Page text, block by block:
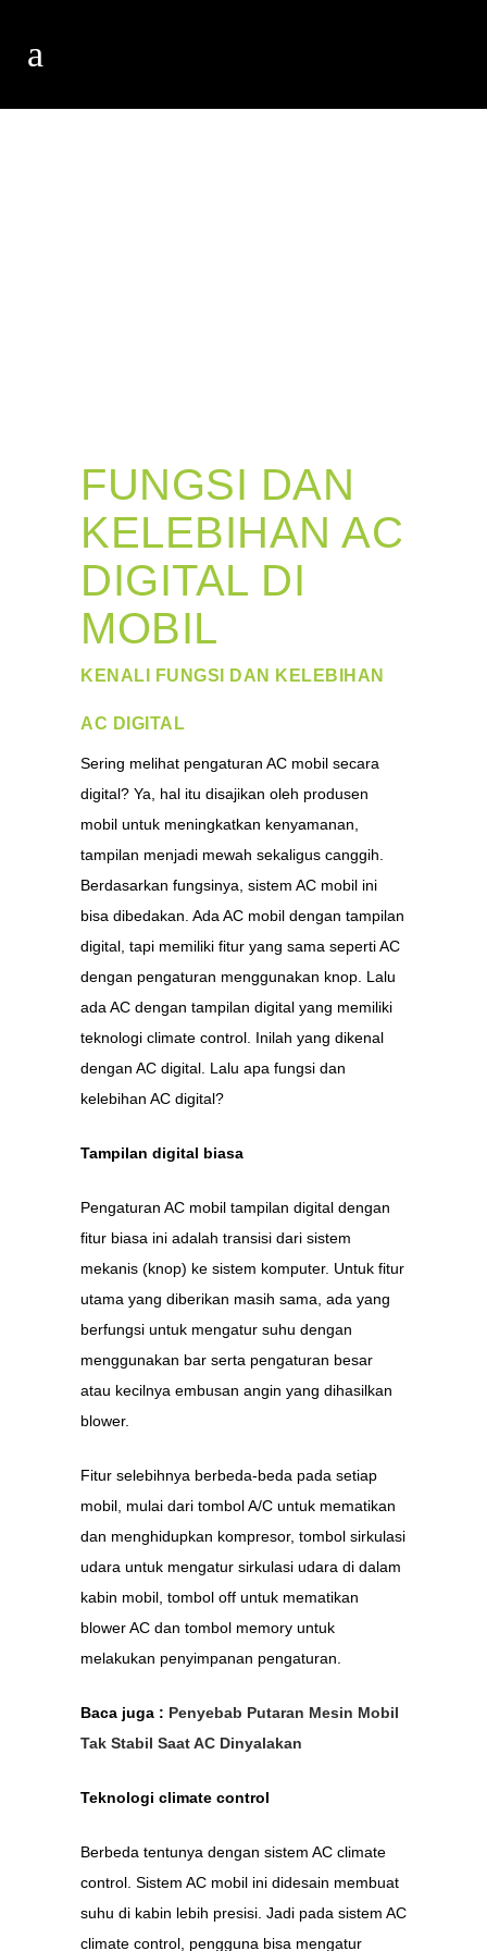
FUNGSI DAN
KELEBIHAN AC
DIGITAL DI
MOBIL
KENALI FUNGSI DAN KELEBIHAN
AC DIGITAL
Sering melihat pengaturan AC mobil secara
digital? Ya, hal itu disajikan oleh produsen
mobil untuk meningkatkan kenyamanan,
tampilan menjadi mewah sekaligus canggih.
Berdasarkan fungsinya, sistem AC mobil ini
bisa dibedakan. Ada AC mobil dengan tampilan
digital, tapi memiliki fitur yang sama seperti AC
dengan pengaturan menggunakan knop. Lalu
ada AC dengan tampilan digital yang memiliki
teknologi climate control. Inilah yang dikenal
dengan AC digital. Lalu apa fungsi dan
kelebihan AC digital?
Tampilan digital biasa
Pengaturan AC mobil tampilan digital dengan
fitur biasa ini adalah transisi dari sistem
mekanis (knop) ke sistem komputer. Untuk fitur
utama yang diberikan masih sama, ada yang
berfungsi untuk mengatur suhu dengan
menggunakan bar serta pengaturan besar
atau kecilnya embusan angin yang dihasilkan
blower.
Fitur selebihnya berbeda-beda pada setiap
mobil, mulai dari tombol A/C untuk mematikan
dan menghidupkan kompresor, tombol sirkulasi
udara untuk mengatur sirkulasi udara di dalam
kabin mobil, tombol off untuk mematikan
blower AC dan tombol memory untuk
melakukan penyimpanan pengaturan.
Baca juga : Penyebab Putaran Mesin Mobil
Tak Stabil Saat AC Dinyalakan
Teknologi climate control
Berbeda tentunya dengan sistem AC climate
control. Sistem AC mobil ini didesain membuat
suhu di kabin lebih presisi. Jadi pada sistem AC
climate control, pengguna bisa mengatur